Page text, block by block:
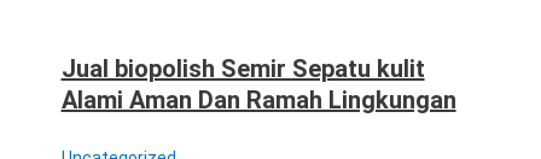
Jual biopolish Semir Sepatu kulit
Alami Aman Dan Ramah Lingkungan